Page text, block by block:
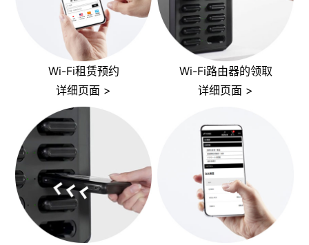
Wi-Fi租赁预约
详细页面 >
Wi-Fi路由器的领取
详细页面 >